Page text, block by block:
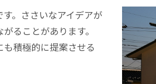
。ささいなアイデアが
ることがあります。
積極的に提案させる